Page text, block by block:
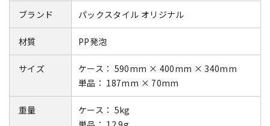
ブランド パックスタイル オリジナル
材質 PP発泡
サイズ
ケース： 590mm × 400mm × 340mm
単品： 187mm × 70mm
重量
ケース： 5kg